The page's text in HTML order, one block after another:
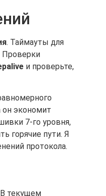
. Таймауты для
Проверки
и проверьте,
он экономит
7-го уровня,
горячие пути. Я
протокола.
текущем